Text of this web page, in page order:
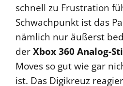
schnell zu Frustration
Schwachpunkt ist das
nämlich nur äußerst
derXbox 360Analog-
Moves so gut wie gar
ist. Das Digikreuz